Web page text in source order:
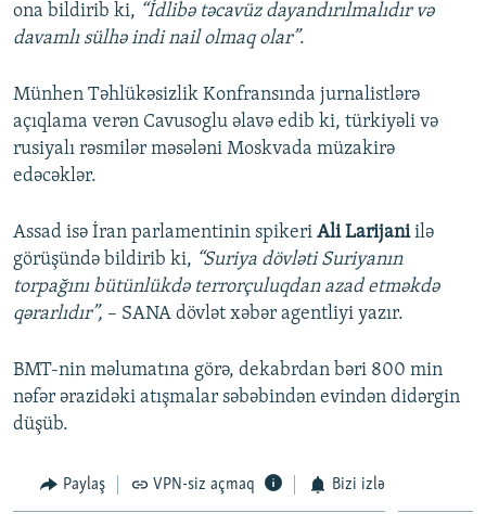
ona bildirib ki, “İdlibə təcavüz dayandırılmalıdır və
davamlı sülhə indi nail olmaq olar”.
Münhen Təhlükəsizlik Konfransında jurnalistlərə
açıqlama verən Cavusoglu əlavə edib ki, türkiyəli və
rusiyalı rəsmilər məsələni Moskvada müzakirə
edəcəklər.
Assad isə İran parlamentinin spikeri Ali Larijaniilə
görüşündə bildirib ki, “Suriya dövləti Suriyanın
torpağını bütünlükdə terrorçuluqdan azad etməkdə
qərarlıdır”, – SANA dövlət xəbər agentliyi yazır.
BMT-nin məlumatına görə, dekabrdan bəri 800 min
nəfər ərazidəki atışmalar səbəbindən evindən didərgin
düşüb.
Paylaş VPN-siz açmaq Bizi izlə